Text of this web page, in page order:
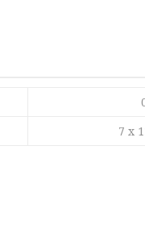
7 x